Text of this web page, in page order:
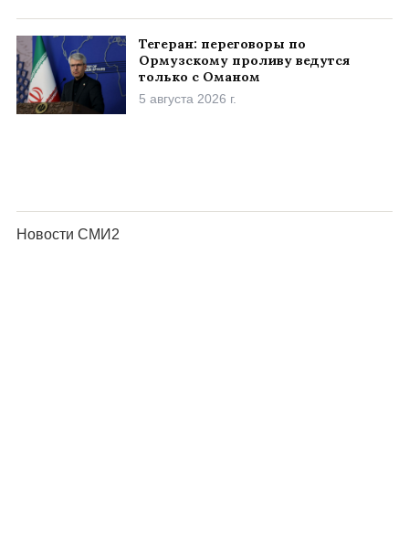
Тегеран: переговоры по
Ормузскому проливу ведутся
только с Оманом
5 августа 2026 г.